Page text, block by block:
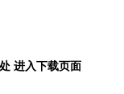
进入下载页面